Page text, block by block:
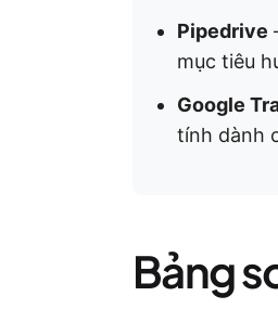
Pipedrive
mục tiêu
Google
tính dành
Bảng